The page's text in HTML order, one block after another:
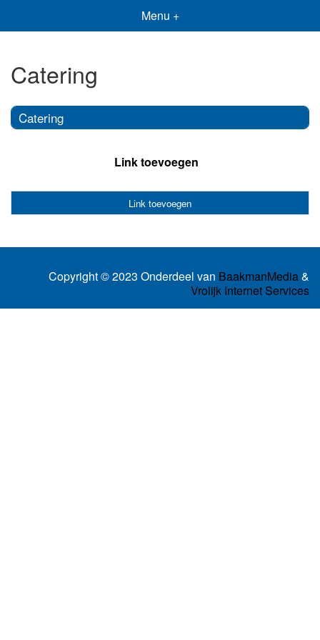
Menu +
Catering
Catering
Link toevoegen
Link toevoegen
Copyright © 2023 Onderdeel van BaakmanMedia&
Vrolijk Internet Services